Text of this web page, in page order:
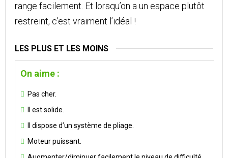
range facilement. Et lorsqu’on a un espace plutôt
restreint, c’est vraiment l’idéal !
LES PLUS ET LES MOINS
On aime :
Pas cher.
Il est solide.
Il dispose d’un système de pliage.
Moteur puissant.